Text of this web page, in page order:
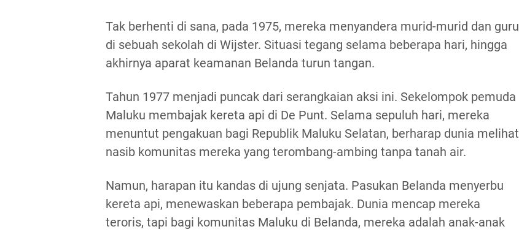
Tak berhenti di sana, pada 1975, mereka menyandera murid-murid dan guru
di sebuah sekolah di Wijster. Situasi tegang selama beberapa hari, hingga
akhirnya aparat keamanan Belanda turun tangan.
Tahun 1977 menjadi puncak dari serangkaian aksi ini. Sekelompok pemuda
Maluku membajak kereta api di De Punt. Selama sepuluh hari, mereka
menuntut pengakuan bagi Republik Maluku Selatan, berharap dunia melihat
nasib komunitas mereka yang terombang-ambing tanpa tanah air.
Namun, harapan itu kandas di ujung senjata. Pasukan Belanda menyerbu
kereta api, menewaskan beberapa pembajak. Dunia mencap mereka
teroris, tapi bagi komunitas Maluku di Belanda, mereka adalah anak-anak